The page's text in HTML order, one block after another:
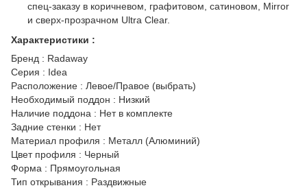
спец-заказу в коричневом, графитовом, сатиновом, Mirror
и сверх-прозрачном Ultra Clear.
Характеристики :
Бренд : Radaway
Серия : Idea
Расположение : Левое/Правое (выбрать)
Необходимый поддон : Низкий
Наличие поддона : Нет в комплекте
Задние стенки : Нет
Материал профиля : Металл (Алюминий)
Цвет профиля : Черный
Форма : Прямоугольная
Тип открывания : Раздвижные